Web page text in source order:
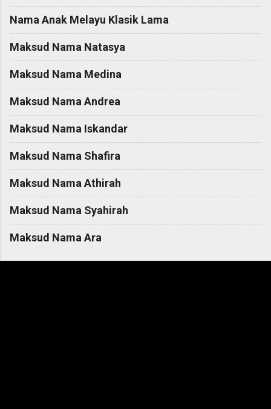
e
n
Nama Anak Melayu Klasik Lama
Maksud Nama Natasya
Maksud Nama Medina
Maksud Nama Andrea
Maksud Nama Iskandar
Maksud Nama Shafira
Maksud Nama Athirah
Maksud Nama Syahirah
Maksud Nama Ara